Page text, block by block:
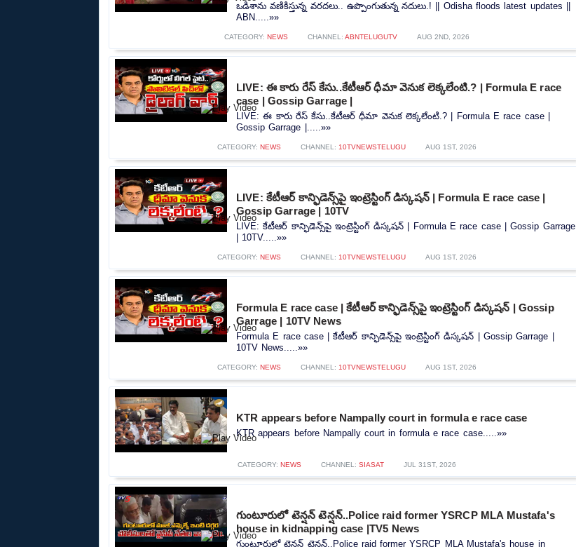
ఒడిశాను వణికిస్తున్న వరదలు.. ఉప్పొంగుతున్న నదులు.! || Odisha floods latest updates ||
ABN.....»»
CATEGORY: NEWS CHANNEL: ABNTELUGUTV AUG 2ND, 2026
LIVE: ఈ కారు రేస్‌ కేసు..కేటీఆర్ ధీమా వెనుక లెక్కలేంటి.? | Formula E race
case | Gossip Garrage |
LIVE: ఈ కారు రేస్‌ కేసు..కేటీఆర్ ధీమా వెనుక లెక్కలేంటి.? | Formula E race case |
Gossip Garrage |.....»»
CATEGORY: NEWS CHANNEL: 10TVNEWSTELUGU AUG 1ST, 2026
LIVE: కేటీఆర్ కాన్ఫిడెన్స్‌పై ఇంట్రెస్టింగ్ డిస్కషన్‌ | Formula E race case |
Gossip Garrage | 10TV
LIVE: కేటీఆర్ కాన్ఫిడెన్స్‌పై ఇంట్రెస్టింగ్ డిస్కషన్‌ | Formula E race case | Gossip Garrage
| 10TV.....»»
CATEGORY: NEWS CHANNEL: 10TVNEWSTELUGU AUG 1ST, 2026
Formula E race case | కేటీఆర్ కాన్ఫిడెన్స్‌పై ఇంట్రెస్టింగ్ డిస్కషన్‌ | Gossip
Garrage | 10TV News
Formula E race case | కేటీఆర్ కాన్ఫిడెన్స్‌పై ఇంట్రెస్టింగ్ డిస్కషన్‌ | Gossip Garrage |
10TV News.....»»
CATEGORY: NEWS CHANNEL: 10TVNEWSTELUGU AUG 1ST, 2026
KTR appears before Nampally court in formula e race case
KTR appears before Nampally court in formula e race case.....»»
CATEGORY: NEWS CHANNEL: SIASAT JUL 31ST, 2026
గుంటూరులో టెన్షన్ టెన్షన్..Police raid former YSRCP MLA Mustafa's
house in kidnapping case |TV5 News
గుంటూరులో టెన్షన్ టెన్షన్..Police raid former YSRCP MLA Mustafa's house in